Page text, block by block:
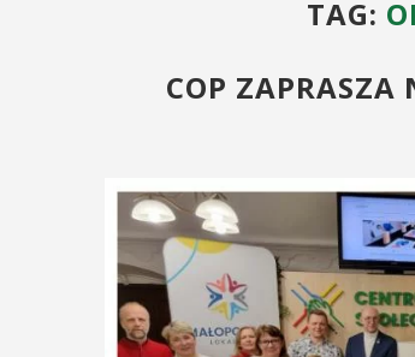
TAG:
COP ZAPRASZA